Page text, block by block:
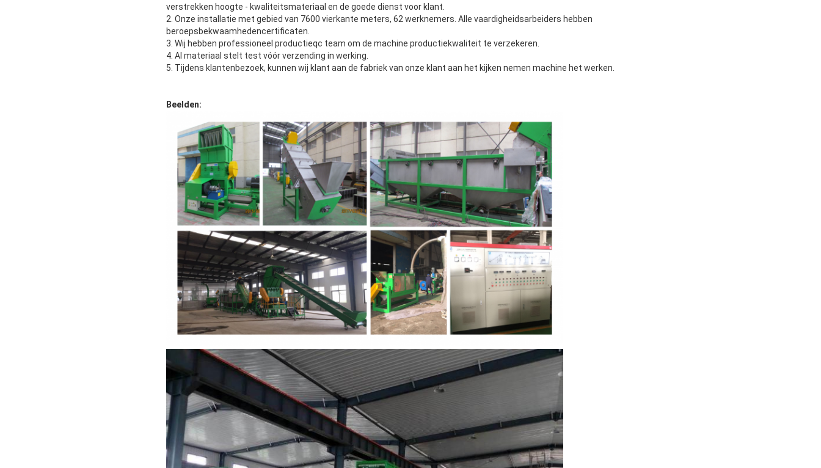
verstrekken hoogte - kwaliteitsmateriaal en de goede dienst voor klant.
2. Onze installatie met gebied van 7600 vierkante meters, 62 werknemers. Alle vaardigheidsarbeiders hebben
beroepsbekwaamhedencertificaten.
3. Wij hebben professioneel productieqc team om de machine productiekwaliteit te verzekeren.
4. Al materiaal stelt test vóór verzending in werking.
5. Tijdens klantenbezoek, kunnen wij klant aan de fabriek van onze klant aan het kijken nemen machine het werken.
Beelden: